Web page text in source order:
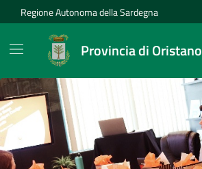
Vai ai contenuti
Vai al Footer
Regione Autonoma della Sardegna
Provincia di Oristano